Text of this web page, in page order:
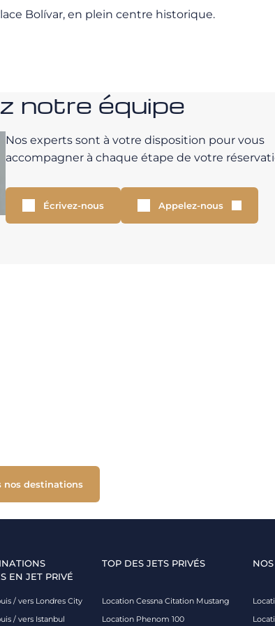
Bolívar, en plein centre historique.
notre équipe
Nos experts sont à votre disposition pour vous
accompagner à chaque étape de votre
Écrivez-nous Appelez-nous
nos destinations
EN JET PRIVÉ
/ vers Londres City
/ vers Istanbul
TOP DES JETS PRIVÉS
Location Cessna Citation Mustang
Location Phenom 100